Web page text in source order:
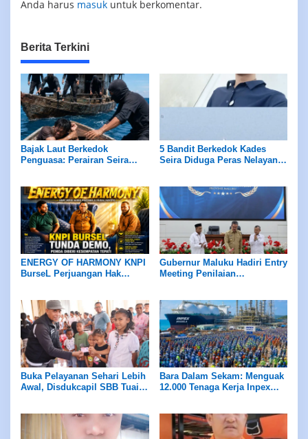
Anda harus masuk untuk berkomentar.
Berita Terkini
Bajak Laut Berkedok
Penguasa: Perairan Seira
5 Bandit Berkedok Kades
Seira Diduga Peras Nelayan
ENERGY OF HARMONY KNPI
BurseL Perjuangan Hak
Gubernur Maluku Hadiri Entry
Meeting Penilaian
Buka Pelayanan Sehari Lebih
Awal, Disdukcapil SBB Tuai
Bara Dalam Sekam: Menguak
12.000 Tenaga Kerja Inpex